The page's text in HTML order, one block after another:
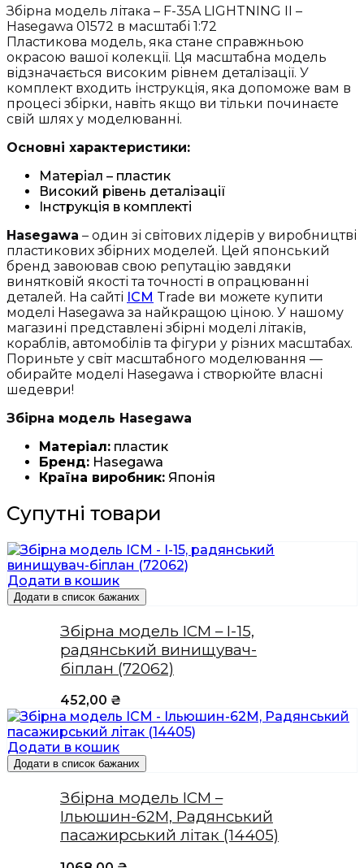
-
Hasegawa
01572
кількість
Збірна модель літака – F-35A LIGHTNING II –
Hasegawa 01572 в масштабі 1:72
Пластикова модель, яка стане справжньою
окрасою вашої колекції. Ця масштабна модель
відзначається високим рівнем деталізації. У
комплект входить інструкція, яка допоможе вам в
процесі збірки, навіть якщо ви тільки починаєте
свій шлях у моделюванні.
Основні характеристики:
Матеріал – пластик
Високий рівень деталізації
Інструкція в комплекті
Hasegawa – один зі світових лідерів у виробництві
пластикових збірних моделей. Цей японський
бренд завоював свою репутацію завдяки
винятковій якості та точності в опрацюванні
деталей. На сайті ICM Trade ви можете купити
моделі Hasegawa за найкращою ціною. У нашому
магазині представлені збірні моделі літаків,
кораблів, автомобілів та фігури у різних масштабах.
Пориньте у світ масштабного моделювання —
обирайте моделі Hasegawa і створюйте власні
шедеври!
Збірна модель Hasegawa
Матеріал: пластик
Бренд: Hasegawa
Країна виробник: Японія
Супутні товари
Додати в кошик
Додати в список бажаних
Збірна модель ICM – І-15,
радянський винищувач-
біплан (72062)
452,00 ₴
Додати в кошик
Додати в список бажаних
Збірна модель ICM –
Ільюшин-62М, Радянський
пасажирський літак (14405)